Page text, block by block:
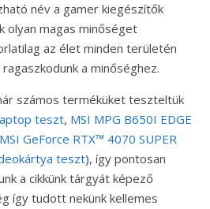
név a gamer kiegészítők
olyan magas minőséget
az élet minden területén
a minőséghez.
számos terméküket teszteltük
teszt, MSI MPG B650I EDGE
MSI GeForce RTX™ 4070 SUPER
teszt), így pontosan
a cikkünk tárgyát képező
így tudott nekünk kellemes